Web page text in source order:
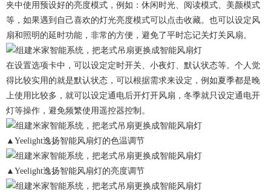
夹中使用预设好的亮度模式，例如：休闲时光、阅读模式、美颜模式
等，如果遇到自己喜欢的灯光亮度模式可以点击收藏。也可以设定风
扇和照明的延时功能，非常的方便，避免了平时忘记关灯关风扇。
在设置选项卡中，可以设定定时开关、小夜灯、默认状态等。个人觉
得比较实用的就是默认状态，可以根据需求来设定，例如夏季都是晚
上使用比较多，就可以设定通电后开灯开风扇，冬季就只设定通电开
灯等操作，避免频繁使用遥控器控制。
▲Yeelight逸扬智能风扇灯的色温调节
▲Yeelight逸扬智能风扇灯的亮度调节